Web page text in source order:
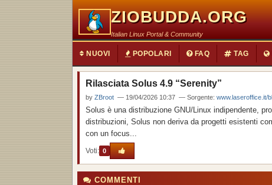
ZIOBUDDA.ORG
Italian Linux Portal & Community
NUOVI POPOLARI FAQ TAG
Rilasciata Solus 4.9 “Serenity”
by ZBroot — 19/04/2026 10:37 — Sorgente: www.laseroffice.it/
Solus è una distribuzione GNU/Linux indipendente,
distribuzioni, Solus non deriva da progetti esistenti
con un focus...
Voti: 0
COMMENTI